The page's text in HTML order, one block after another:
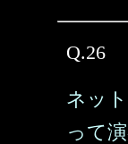
Q.26
ネッ
って